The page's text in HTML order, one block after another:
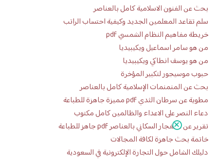
بحث عن الفنون الاسلامية كامل بالعناصر
سلم تقاعد المعلمين الجديد وكيفية احتساب الراتب
خريطة مفاهيم النظام الشمسي pdf
من هو سامر اسماعيل ويكيبيديا
من هو يوسف انطاكي ويكيبيديا
حبوب موسيجور لتكبير المؤخرة
بحث عن المنمنمات الإسلامية كامل بالعناصر
مطوية عن سرطان الثدي pdf مميزة جاهزة للطباعة
دعاء النصر على الاعداء والظالمين كامل مكتوب
تقرير عن الانفجار السكاني بالعناصر pdf جاهز للطباعة
خاتمة بحث جاهزة لكافة المجالات
دليلك الشامل حول التجارة الإلكترونية في السعودية